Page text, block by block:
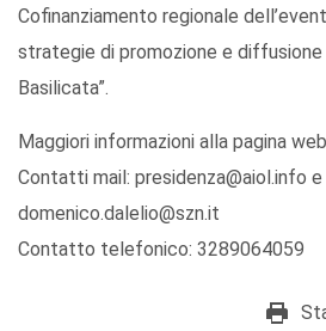
Cofinanziamento regionale
strategie di promozione e diffusione
Basilicata”.
Maggiori informazioni alla pagina
Contatti mail: presidenza@aiol.info e
domenico.dalelio@szn.it
Contatto telefonico: 3289064059